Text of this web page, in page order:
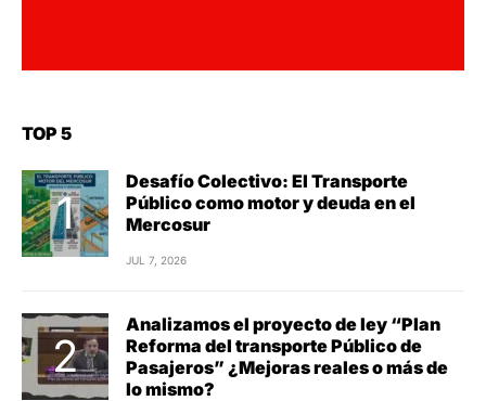
TOP 5
Desafío Colectivo: El Transporte
Público como motor y deuda en el
Mercosur
JUL 7, 2026
Analizamos el proyecto de ley “Plan
Reforma del transporte Público de
Pasajeros” ¿Mejoras reales o más de
lo mismo?